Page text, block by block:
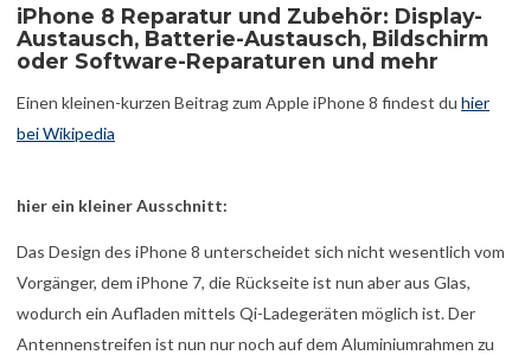
iPhone 8 Reparatur und Zubehör: Display-
Austausch, Batterie-Austausch, Bildschirm
oder Software-Reparaturen und mehr
Einen kleinen-kurzen Beitrag zum Apple iPhone 8 findest du hier
bei Wikipedia
hier ein kleiner Ausschnitt:
Das Design des iPhone 8 unterscheidet sich nicht wesentlich vom
Vorgänger, dem iPhone 7, die Rückseite ist nun aber aus Glas,
wodurch ein Aufladen mittels Qi-Ladegeräten möglich ist. Der
Antennenstreifen ist nun nur noch auf dem Aluminiumrahmen zu